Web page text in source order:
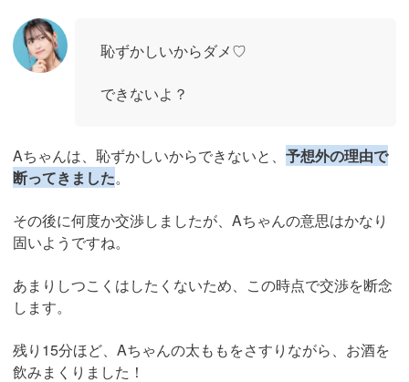
恥ずかしいからダメ♡
できないよ？
Aちゃんは、恥ずかしいからできないと、 予想外の理由で
断ってきました。
その後に何度か交渉しましたが、Aちゃんの意思はかなり
固いようですね。
あまりしつこくはしたくないため、この時点で交渉を断念
します。
残り15分ほど、Aちゃんの太ももをさすりながら、お酒を
飲みまくりました！